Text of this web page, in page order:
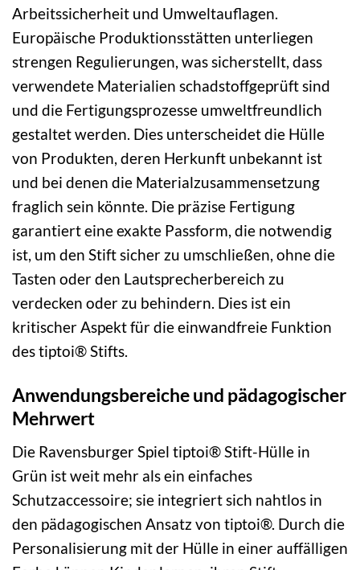
Arbeitssicherheit und Umweltauflagen.
Europäische Produktionsstätten unterliegen
strengen Regulierungen, was sicherstellt, dass
verwendete Materialien schadstoffgeprüft sind
und die Fertigungsprozesse umweltfreundlich
gestaltet werden. Dies unterscheidet die Hülle
von Produkten, deren Herkunft unbekannt ist
und bei denen die Materialzusammensetzung
fraglich sein könnte. Die präzise Fertigung
garantiert eine exakte Passform, die notwendig
ist, um den Stift sicher zu umschließen, ohne die
Tasten oder den Lautsprecherbereich zu
verdecken oder zu behindern. Dies ist ein
kritischer Aspekt für die einwandfreie Funktion
des tiptoi® Stifts.
Anwendungsbereiche und pädagogischer
Mehrwert
Die Ravensburger Spiel tiptoi® Stift-Hülle in
Grün ist weit mehr als ein einfaches
Schutzaccessoire; sie integriert sich nahtlos in
den pädagogischen Ansatz von tiptoi®. Durch die
Personalisierung mit der Hülle in einer auffälligen